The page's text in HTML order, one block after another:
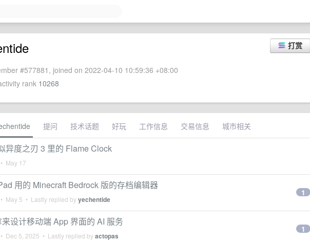
打赏
#577881, joined on 2022-04-10 10:59:36 +08:00
rank 10268
提问 技术话题 好玩 工作信息 交易信息 城市相关
异度之刃 3 里的 Flame Clock
• May 17
用的 Minecraft Bedrock 版的存档编辑器
• May 5 • Lastly replied byyechentide
1
设计移动端 App 界面的 AI 服务
• Dec 5, 2025 • Lastly replied byactopas
1